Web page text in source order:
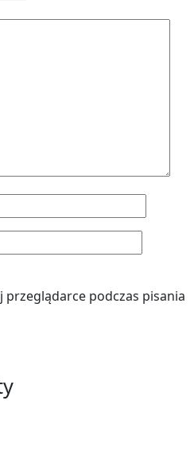
podczas pisania